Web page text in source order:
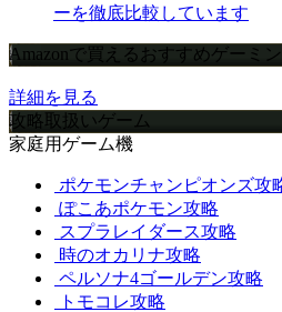
ーを徹底比較しています
Amazonで買えるおすすめゲーミ
詳細を見る
攻略取扱いゲーム
家庭用ゲーム機
ポケモンチャンピオンズ攻
ぽこあポケモン攻略
スプラレイダース攻略
時のオカリナ攻略
ペルソナ4ゴールデン攻略
トモコレ攻略